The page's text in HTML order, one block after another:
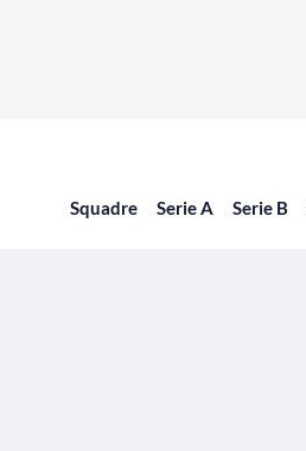
Squadre Serie A Serie B